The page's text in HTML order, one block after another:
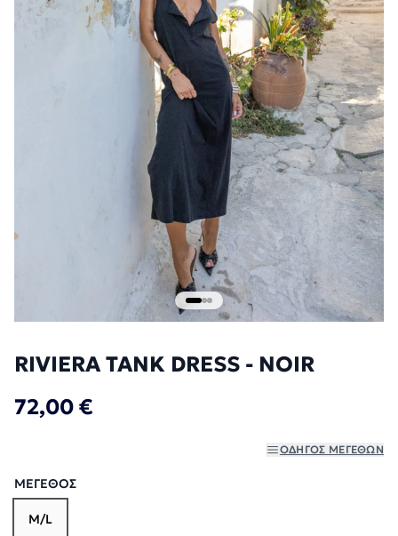
RIVIERA TANK DRESS - NOIR
72,00 €
ΟΔΗΓΌΣ ΜΕΓΕΘΏΝ
ΜΈΓΕΘΟΣ
M/L